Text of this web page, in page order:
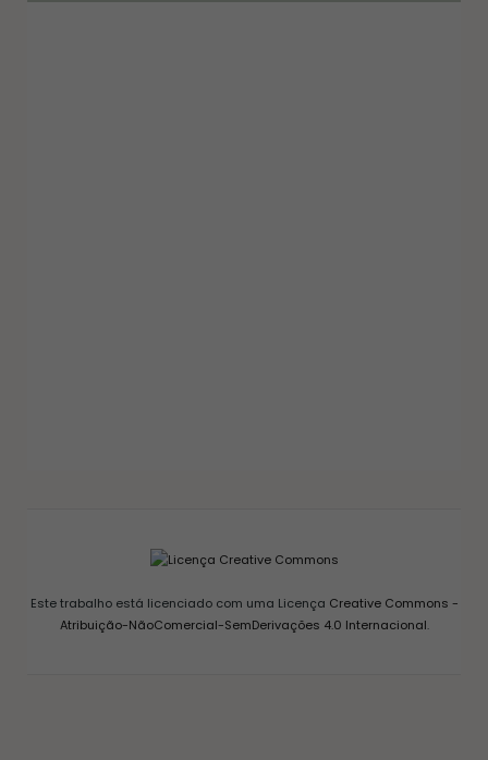
Este trabalho está licenciado com uma Licença Creative Commons -
Atribuição-NãoComercial-SemDerivações 4.0 Internacional.